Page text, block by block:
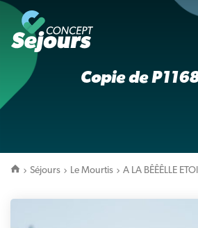
Copie de
Séjours Le Mourtis A LA BÊÊÊLLE